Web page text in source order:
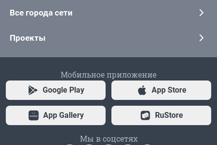
Все города сети
Проекты
Мобильное приложение
Google Play App Store
App Gallery RuStore
Мы в соцсетях